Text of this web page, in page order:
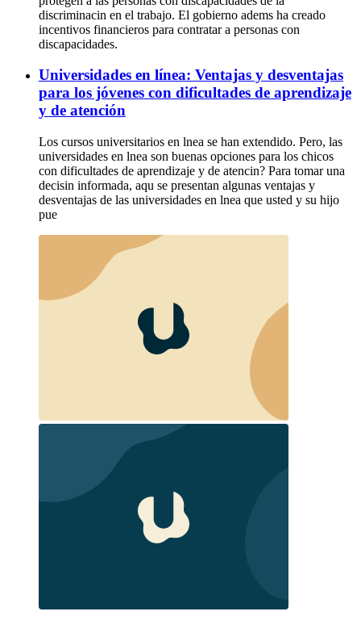
discriminacin en el trabajo. El gobierno adems ha creado
incentivos financieros para contratar a personas con
discapacidades.
Universidades en línea: Ventajas y desventajas
para los jóvenes con dificultades de aprendizaje
y de atención
Los cursos universitarios en lnea se han extendido. Pero, las
universidades en lnea son buenas opciones para los chicos
con dificultades de aprendizaje y de atencin? Para tomar una
decisin informada, aqu se presentan algunas ventajas y
desventajas de las universidades en lnea que usted y su hijo
pue